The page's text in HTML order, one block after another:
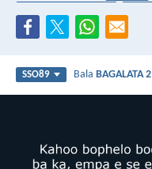
SSO89 BalaBAGALATA 2